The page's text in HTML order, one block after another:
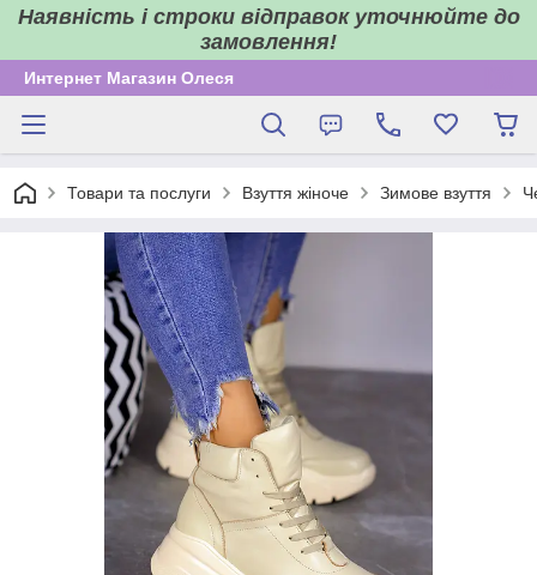
Наявність і строки відправок уточнюйте до
замовлення!
Интернет Магазин Олеся
Товари та послуги Взуття жіноче Зимове взуття